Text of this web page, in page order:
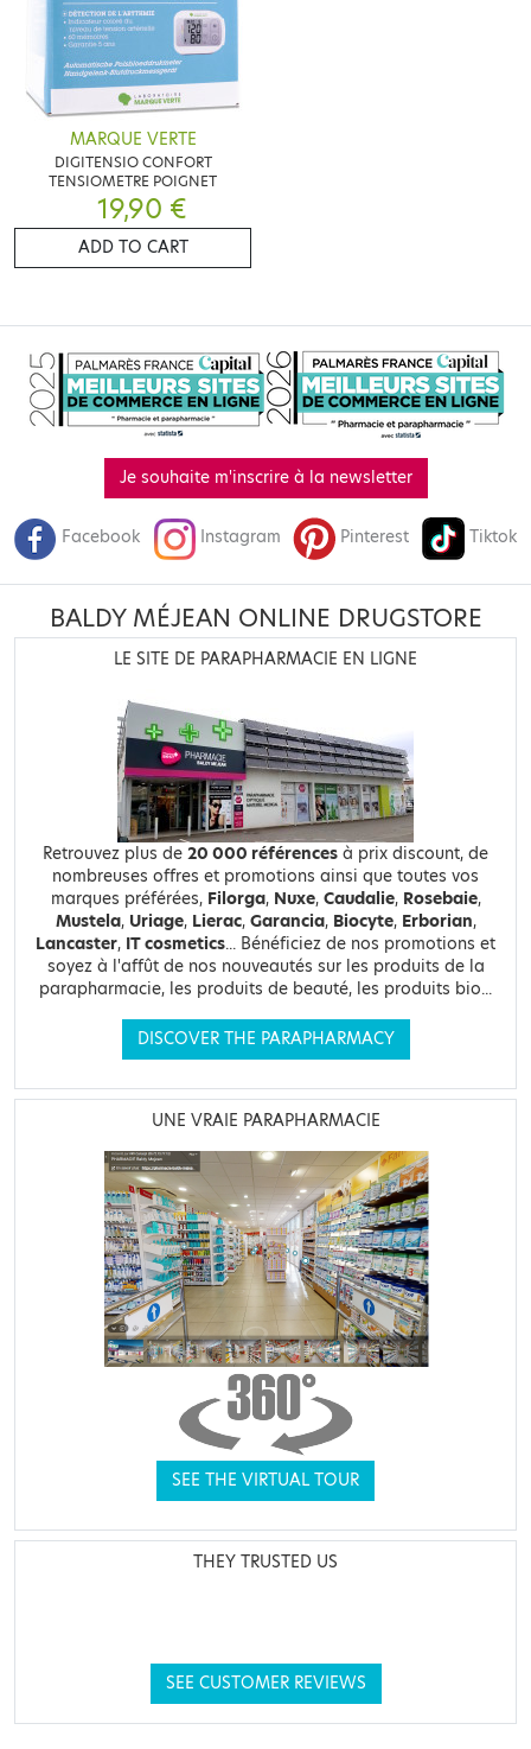
MARQUE VERTE
DIGITENSIO CONFORT
TENSIOMETRE POIGNET
19,90 €
ADD TO CART
Je souhaite m'inscrire à la newsletter
Facebook Instagram Pinterest Tiktok
BALDY MÉJEAN ONLINE DRUGSTORE
LE SITE DE PARAPHARMACIE EN LIGNE
Retrouvez plus de 20 000 références à prix discount, de
nombreuses offres et promotions ainsi que toutes vos
marques préférées, Filorga, Nuxe, Caudalie, Rosebaie,
Mustela, Uriage, Lierac, Garancia, Biocyte, Erborian,
Lancaster, IT cosmetics... Bénéficiez de nos promotions et
soyez à l'affût de nos nouveautés sur les produits de la
parapharmacie, les produits de beauté, les produits bio...
DISCOVER THE PARAPHARMACY
UNE VRAIE PARAPHARMACIE
SEE THE VIRTUAL TOUR
THEY TRUSTED US
SEE CUSTOMER REVIEWS